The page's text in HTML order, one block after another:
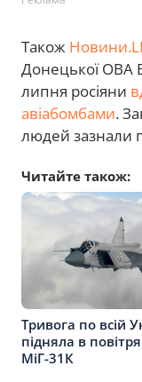
Також
Донецької ОВА
липня росіяни
авіабомбами.
людей зазнали
Читайте також:
Тривога по всій
підняла в
МіГ-31К